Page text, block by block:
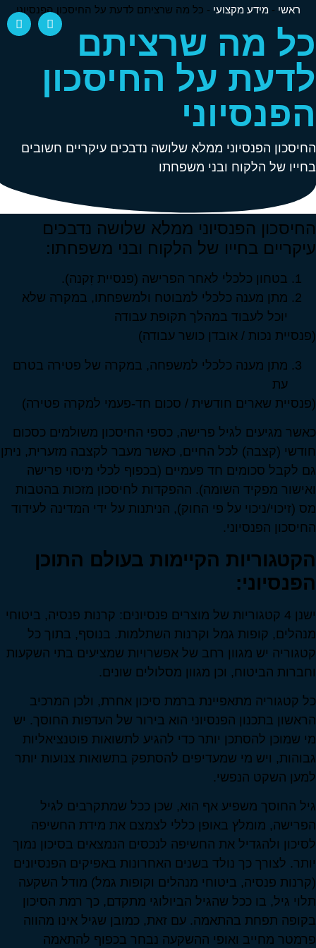
ראשי -מידע מקצועי - כל מה שרציתם לדעת על החיסכון הפנסיוני
כל מה שרציתם
לדעת על החיסכון
הפנסיוני
החיסכון הפנסיוני ממלא שלושה נדבכים עיקריים חשובים
בחייו של הלקוח ובני משפחתו
החיסכון הפנסיוני ממלא שלושה נדבכים
עיקריים בחייו של הלקוח ובני משפחתו:
בטחון כלכלי לאחר הפרישה (פנסיית זִקנה).
מתן מענה כלכלי למבוטח ולמשפחתו, במקרה שלא
יוכל לעבוד במהלך תקופת עבודה
(פנסיית נכות / אובדן כושר עבודה)
מתן מענה כלכלי למשפחה, במקרה של פטירה בטרם
עת
(פנסיית שארים חודשית / סכום חד-פעמי למקרה פטירה)
כאשר מגיעים לגיל פרישה, כספי החיסכון משולמים כסכום
חודשי (קצבה) לכל החיים, כאשר מעבר לקצבה מזערית, ניתן
גם לקבל סכומים חד פעמיים (בכפוף לכלי מיסוי פרישה
ואישור מפקיד השומה). ההפקדות לחיסכון מזכות בהטבות
מס (זיכוי/ניכוי על פי החוק), הניתנות על ידי המדינה לעידוד
החיסכון הפנסיוני.
הקטגוריות הקיימות בעולם התוכן
הפנסיוני:
ישנן 4 קטגוריות של מוצרים פנסיונים: קרנות פנסיה, ביטוחי
מנהלים, קופות גמל וקרנות השתלמות. בנוסף, בתוך כל
קטגוריה יש מגוון רחב של אפשרויות שמציעים בתי השקעות
וחברות הביטוח, וכן מגוון מסלולים שונים.
כל קטגוריה מתאפיינת ברמת סיכון אחרת, ולכן המרכיב
הראשון בתכנון הפנסיוני הוא בירור של העדפות החוסך. יש
מי שמוכן להסתכן יותר כדי להגיע לתשואות פוטנציאליות
גבוהות, ויש מי שמעדיפים להסתפק בתשואות צנועות יותר
למען השקט הנפשי.
גיל החוסך משפיע אף הוא, שכן ככל שמתקרבים לגיל
הפרישה, מומלץ באופן כללי לצמצם את מידת החשיפה
לסיכון ולהגדיל את החשיפה לנכסים הנמצאים בסיכון נמוך
יותר. לצורך כך נולד בשנים האחרונות באפיקים הפנסיונים
(קרנות פנסיה, ביטוחי מנהלים וקופות גמל) מודל השקעה
תלוי גיל, בו ככל שהגיל הביולוגי מתקדם, כך רמת הסיכון
בקופה תפחת בהתאמה. עם זאת, כמובן שגיל אינו מהווה
פרמטר מחייב ואופי ההשקעה נבחר בכפוף להתאמה